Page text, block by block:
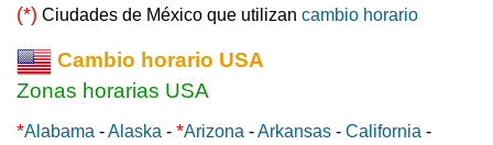
(*) Ciudades de México que utilizan cambio horario
Cambio horario USA
Zonas horarias USA
*Alabama -Alaska - *Arizona -Arkansas - California -